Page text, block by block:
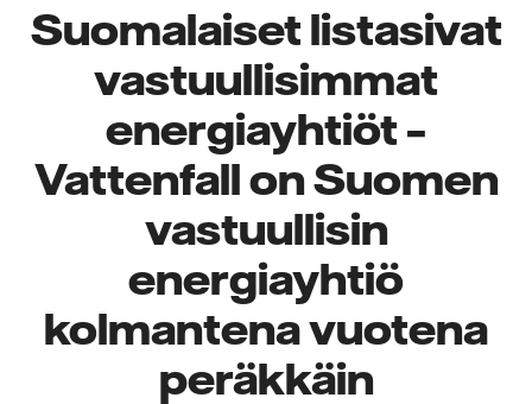
Suomalaiset listasivat
vastuullisimmat
energiayhtiöt –
Vattenfall on Suomen
vastuullisin
energiayhtiö
kolmantena vuotena
peräkkäin